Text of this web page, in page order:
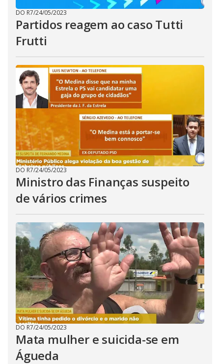
DO R7/24/05/2023
Partidos reagem ao caso Tutti
Frutti
DO R7/24/05/2023
Ministro das Finanças suspeito
de vários crimes
DO R7/24/05/2023
Mata mulher e suicida-se em
Águeda